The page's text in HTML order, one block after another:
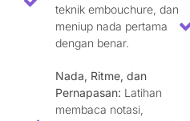
teknik embouchure, dan
meniup nada pertama
dengan benar.
Nada, Ritme, dan
Pernapasan: Latihan
membaca notasi,